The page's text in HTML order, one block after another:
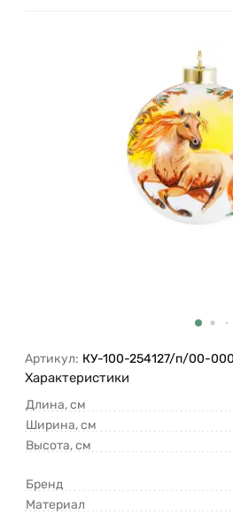
Артикул: КУ-100-254127/п/00-
Характеристики
Длина, см
Ширина, см
Высота, см
Бренд
Материал